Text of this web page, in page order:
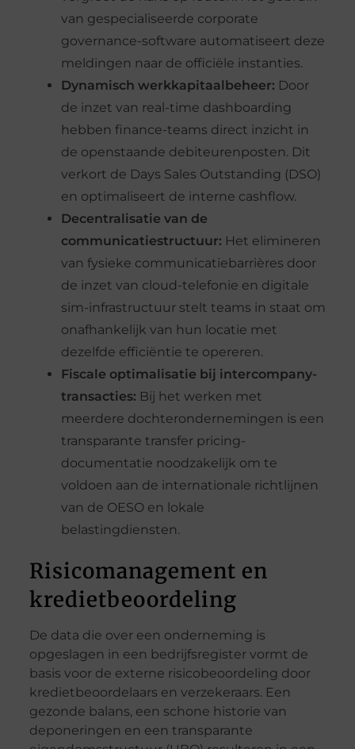
van gespecialiseerde corporate
governance-software automatiseert deze
meldingen naar de officiële instanties.
Dynamisch werkkapitaalbeheer: Door
de inzet van real-time dashboarding
hebben finance-teams direct inzicht in
de openstaande debiteurenposten. Dit
verkort de Days Sales Outstanding (DSO)
en optimaliseert de interne cashflow.
Decentralisatie van de
communicatiestructuur: Het elimineren
van fysieke communicatiebarrières door
de inzet van cloud-telefonie en digitale
sim-infrastructuur stelt teams in staat om
onafhankelijk van hun locatie met
dezelfde efficiëntie te opereren.
Fiscale optimalisatie bij intercompany-
transacties: Bij het werken met
meerdere dochterondernemingen is een
transparante transfer pricing-
documentatie noodzakelijk om te
voldoen aan de internationale richtlijnen
van de OESO en lokale
belastingdiensten.
Risicomanagement en
kredietbeoordeling
De data die over een onderneming is
opgeslagen in een bedrijfsregister vormt de
basis voor de externe risicobeoordeling door
kredietbeoordelaars en verzekeraars. Een
gezonde balans, een schone historie van
deponeringen en een transparante